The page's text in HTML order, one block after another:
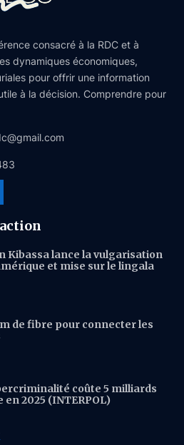
consacré à la RDC et à
dynamiques économiques,
pour offrir une information
à la décision. Comprendre pour
Kibassa lance la vulgarisation
et mise sur le lingala
de fibre pour connecter les
coûte 5 milliards
en 2025 (INTERPOL)